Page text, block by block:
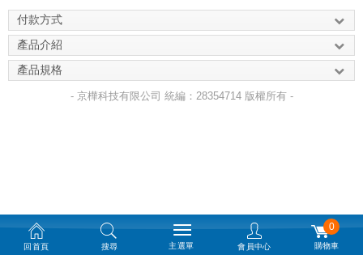
付款方式
產品介紹
產品規格
- 京樺科技有限公司 統編：28354714 版權所有 -
回首頁 搜尋 主選單 會員中心
0
購物車